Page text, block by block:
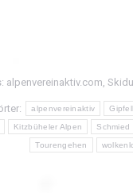
alpenvereinaktiv.com,
alpenvereinaktiv
Kitzbüheler Alpen Schmied
Tourengehen